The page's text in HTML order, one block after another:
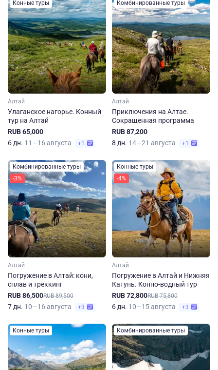
Конные туры
Алтай
Улаганское нагорье. Конный
тур на Алтай
RUB 65,000
6 дн. 11—16 августа +1
Комбинированные туры
Алтай
Приключения на Алтае.
Сокращенная программа
RUB 87,200
8 дн. 14—21 августа +1
Комбинированные туры
-3%
Алтай
Погружение в Алтай: кони,
сплав и треккинг
RUB 86,500RUB 89,500
7 дн. 10—16 августа +3
Конные туры
-4%
Алтай
Погружение в Алтай и Нижняя
Катунь. Конно-водный тур
RUB 72,800RUB 75,800
6 дн. 10—15 августа +3
Конные туры Комбинированные туры